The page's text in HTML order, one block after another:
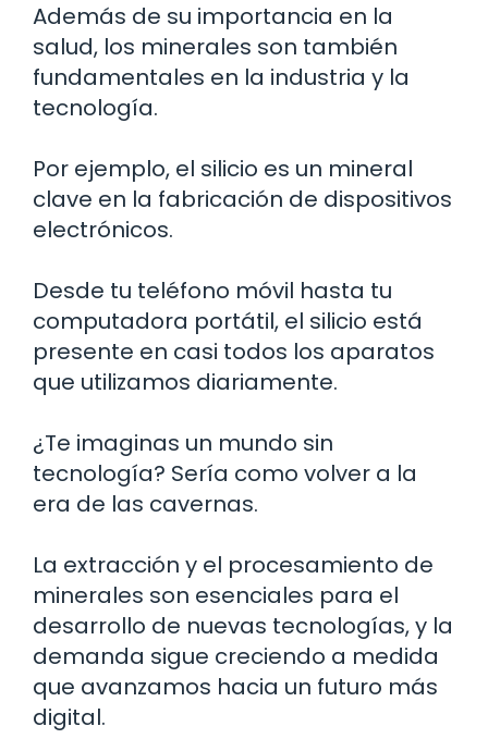
Además de su importancia en la
salud, los minerales son también
fundamentales en la industria y la
tecnología.
Por ejemplo, el silicio es un mineral
clave en la fabricación de dispositivos
electrónicos.
Desde tu teléfono móvil hasta tu
computadora portátil, el silicio está
presente en casi todos los aparatos
que utilizamos diariamente.
¿Te imaginas un mundo sin
tecnología? Sería como volver a la
era de las cavernas.
La extracción y el procesamiento de
minerales son esenciales para el
desarrollo de nuevas tecnologías, y la
demanda sigue creciendo a medida
que avanzamos hacia un futuro más
digital.